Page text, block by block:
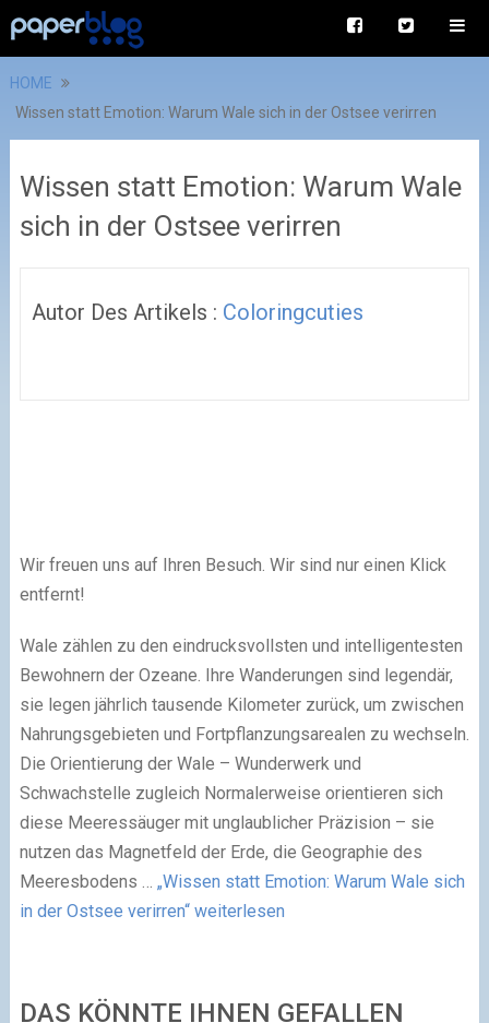
HOME
Wissen statt Emotion: Warum Wale sich in der Ostsee verirren
Wissen statt Emotion: Warum Wale
sich in der Ostsee verirren
Autor Des Artikels : Coloringcuties
Wir freuen uns auf Ihren Besuch. Wir sind nur einen Klick
entfernt!
Wale zählen zu den eindrucksvollsten und intelligentesten
Bewohnern der Ozeane. Ihre Wanderungen sind legendär,
sie legen jährlich tausende Kilometer zurück, um zwischen
Nahrungsgebieten und Fortpflanzungsarealen zu wechseln.
Die Orientierung der Wale – Wunderwerk und
Schwachstelle zugleich Normalerweise orientieren sich
diese Meeressäuger mit unglaublicher Präzision – sie
nutzen das Magnetfeld der Erde, die Geographie des
Meeresbodens … „Wissen statt Emotion: Warum Wale sich
in der Ostsee verirren“ weiterlesen
DAS KÖNNTE IHNEN GEFALLEN